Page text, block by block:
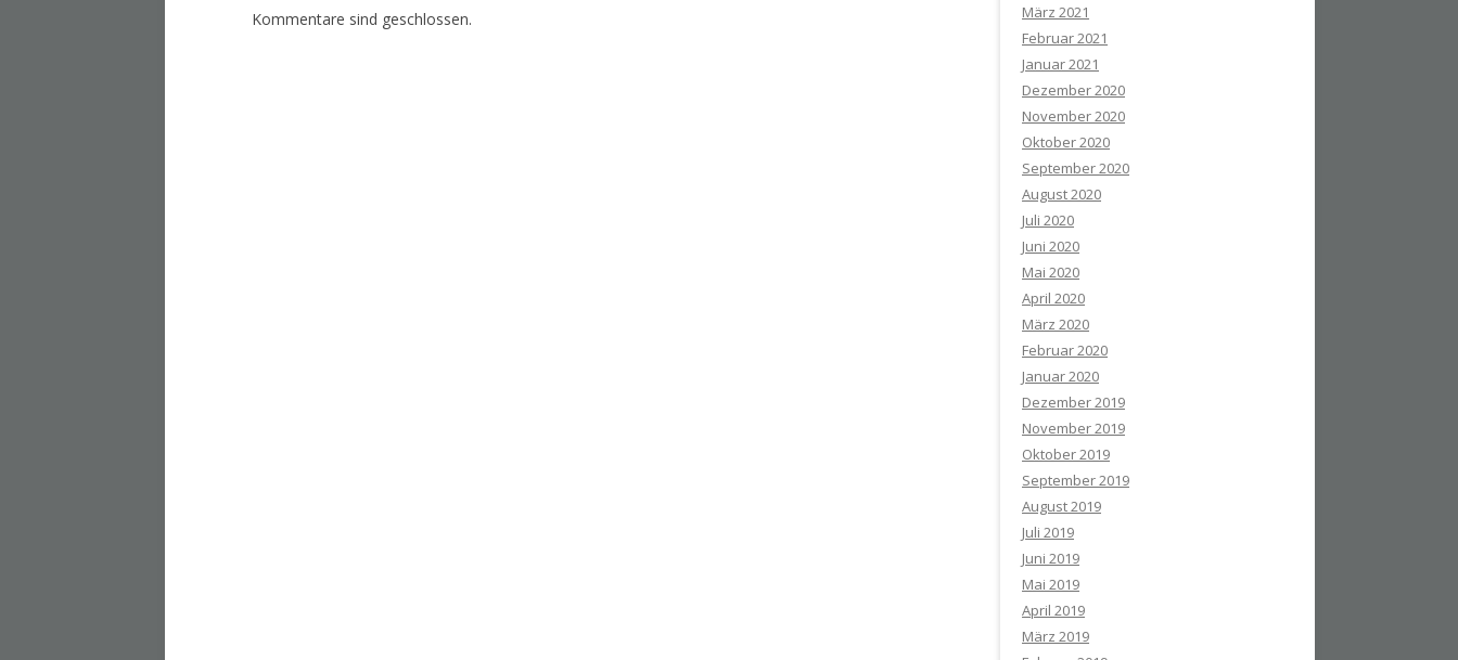
Kommentare sind geschlossen.
März 2021
Februar 2021
Januar 2021
Dezember 2020
November 2020
Oktober 2020
September 2020
August 2020
Juli 2020
Juni 2020
Mai 2020
April 2020
März 2020
Februar 2020
Januar 2020
Dezember 2019
November 2019
Oktober 2019
September 2019
August 2019
Juli 2019
Juni 2019
Mai 2019
April 2019
März 2019